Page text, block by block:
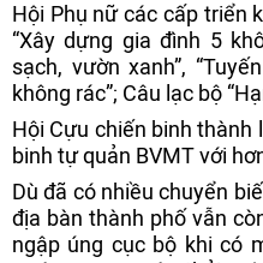
Hội Phụ nữ các cấp triển
“Xây dựng gia đình 5
sạch, vườn xanh”,
không rác”; Câu lạc bộ
Hội Cựu chiến binh thành
binh tự quản BVMT với
Dù đã có nhiều chuyển
địa bàn thành phố vẫn
ngập úng cục bộ khi có